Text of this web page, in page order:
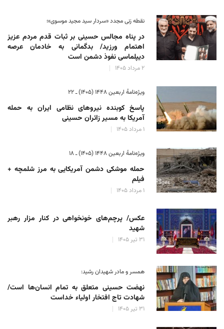
نقطه زنی مجدد «سردار سید مجید موسوی»؛
در پناه مجالس حسینی بر ثبات‌ قدم مردم عزیز
اهتمام ورزید/ بدگمانی به خادمان عرصه
دیپلماسی نفوذ دشمن است
۲ مرداد ۱۴۰۵
ویژه‌نامهٔ اربعین ۱۴۴۸ (۱۴۰۵) ـ ۲۲
پاسخ کوبنده نیروهای نظامی ایران به حمله
آمریکا به مسیر زائران حسینی
۱ مرداد ۱۴۰۵
ویژه‌نامهٔ اربعین ۱۴۴۸ (۱۴۰۵) ـ ۱۸
حمله موشکی دشمن آمریکایی به مرز شلمچه +
فیلم
۱ مرداد ۱۴۰۵
عکس/ پرچم‌های خونخواهی در کنار مزار رهبر
شهید
۳۱ تیر ۱۴۰۵
همسر و مادر شهیدان رشید:
نهضت حسینی متعلق به تمام انسان‌ها است/
شهادت تاج افتخار اولیاء خداست
۳۱ تیر ۱۴۰۵